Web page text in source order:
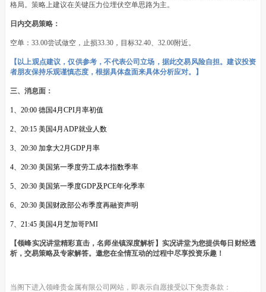
格局。策略上建议在关键压力位埋伏空单思路为主。
日内交易策略：
空单：33.00尝试做空，止损33.30，目标32.40、32.00附近。
【以上观点建议，仅供参考，不代表公司立场，据此交易风险自担。建议投资
者朋友保持乐观谨慎态度，根据具体盘面来具体分析应对。】
三、消息面：
1、20:00 德国4月CPI月率初值
2、20:15 美国4月ADP就业人数
3、20:30 加拿大2月GDP月率
4、20:30 美国第一季度劳工成本指数季率
5、20:30 美国第一季度GDP及PCE年化季率
6、20:30 美国财政部公布季度再融资声明
7、21:45 美国4月芝加哥PMI
【领峰实况讲堂精彩直击，名师坐镇深度解析】实况讲堂为您提供每日财经透
析，交易策略及专家解答。邀您在全情互动的过程中尽享投资乐趣！
当阁下进入领峰贵金属有限公司网站，即表示自愿接受以下免责条款：